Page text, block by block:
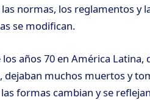
normas, los reglamentos y
se modifican.
años 70 en América
dejaban muchos muertos y
formas cambian y se